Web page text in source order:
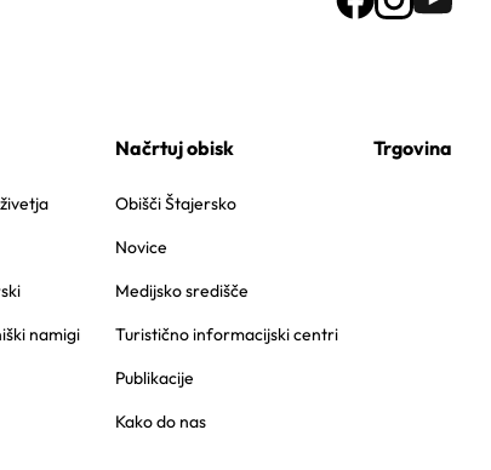
namigi
Načrtuj obisk
Obišči Štajersko
Novice
Medijsko središče
Turistično informacijski centri
Publikacije
Kako do nas
Trgovina